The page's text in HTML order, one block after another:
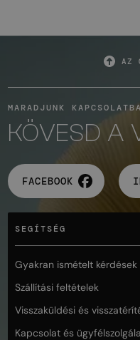
AZ
MARADJUNK
KÖVESD A
FACEBOOK
SEGÍTSÉG
Gyakran ismételt kérdések
Szállítási feltételek
Visszaküldési és
Kapcsolat és